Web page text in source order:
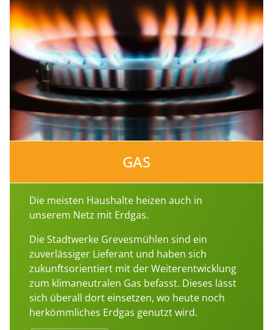
GAS
Die meisten Haushalte heizen auch in
unserem Netz mit Erdgas.
Die Stadtwerke Grevesmühlen sind ein
zuverlässiger Lieferant und haben sich
zukunftsorientiert mit der Weiterentwicklung
zum klimaneutralen Gas befasst. Dieses lässt
sich überall dort einsetzen, wo heute noch
herkömmliches Erdgas genutzt wird.